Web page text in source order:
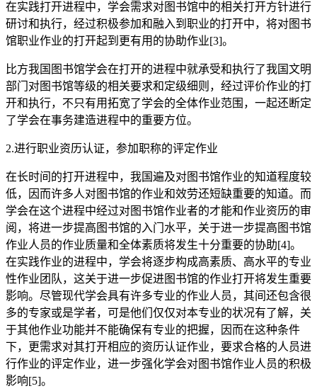
在实践打开进程中，学会需求对图书馆中的相关打开方针进行
研讨和执行，经过积极参加和融入到职业的打开中，将对图书
馆职业作业的打开起到更有用的协助作业[3]。
比方我国图书馆学会在打开的进程中就承受和执行了我国文明
部门对图书馆等级的相关要求和定级细则，经过评价作业的打
开和执行，不只有用拓宽了学会的全体作业范围，一起还断定
了学会在事务建造进程中的重要方位。
2.进行职业资历认证，参加职称的评定作业
在长时间的打开进程中，我国遍及对图书馆作业的知道程度较
低，因而许多人对图书馆的作业和效劳还短缺重要的知道。而
学会在这个进程中经过对图书馆作业者的才能和作业资历的审
阅，将进一步提高图书馆的入门水平，关于进一步提高图书馆
作业人员的作业质量和全体素质将发生十分重要的协助[4]。
在实践作业的进程中，学会将逐步构成高素质、高水平的专业
性作业团队，这关于进一步促进图书馆的作业打开将发生重要
影响。尽管现代学会具有许多专业的作业人员，其间还包含很
多的专家或是学者，可是他们仅仅对本专业的状况有了解，关
于其他作业功能并不能确保有专业的把握，因而在这种条件
下，更需求对其打开相应的资历认证作业，要求合格的人员进
行作业的评定作业，进一步强化学会对图书馆作业人员的积极
影响[5]。